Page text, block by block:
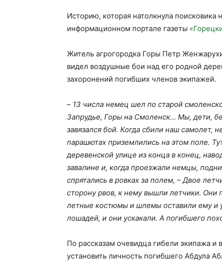
Историю, которая натолкнула поисковика
информационном портале газеты
Житель агрогородка Горы Петр
видел воздушные бои над его родной
захоронений погибших членов экипажей.
– 13 числа немец шел по старой
Запрудье, Горы на Смоленск… Мы, дети,
завязался бой. Когда сбили наш самолет,
парашютах приземлились на этом поле.
деревенской улице из конца в конец,
завалине и, когда проезжали немцы,
спрятались в ровках за полем, – Двое
сторону рвов, к нему вышли летчики.
летные костюмы и шлемы оставили ему и
лошадей, и они ускакали. А погибшего
По рассказам очевидца гибели экипажа
установить личность погибшего Абдула